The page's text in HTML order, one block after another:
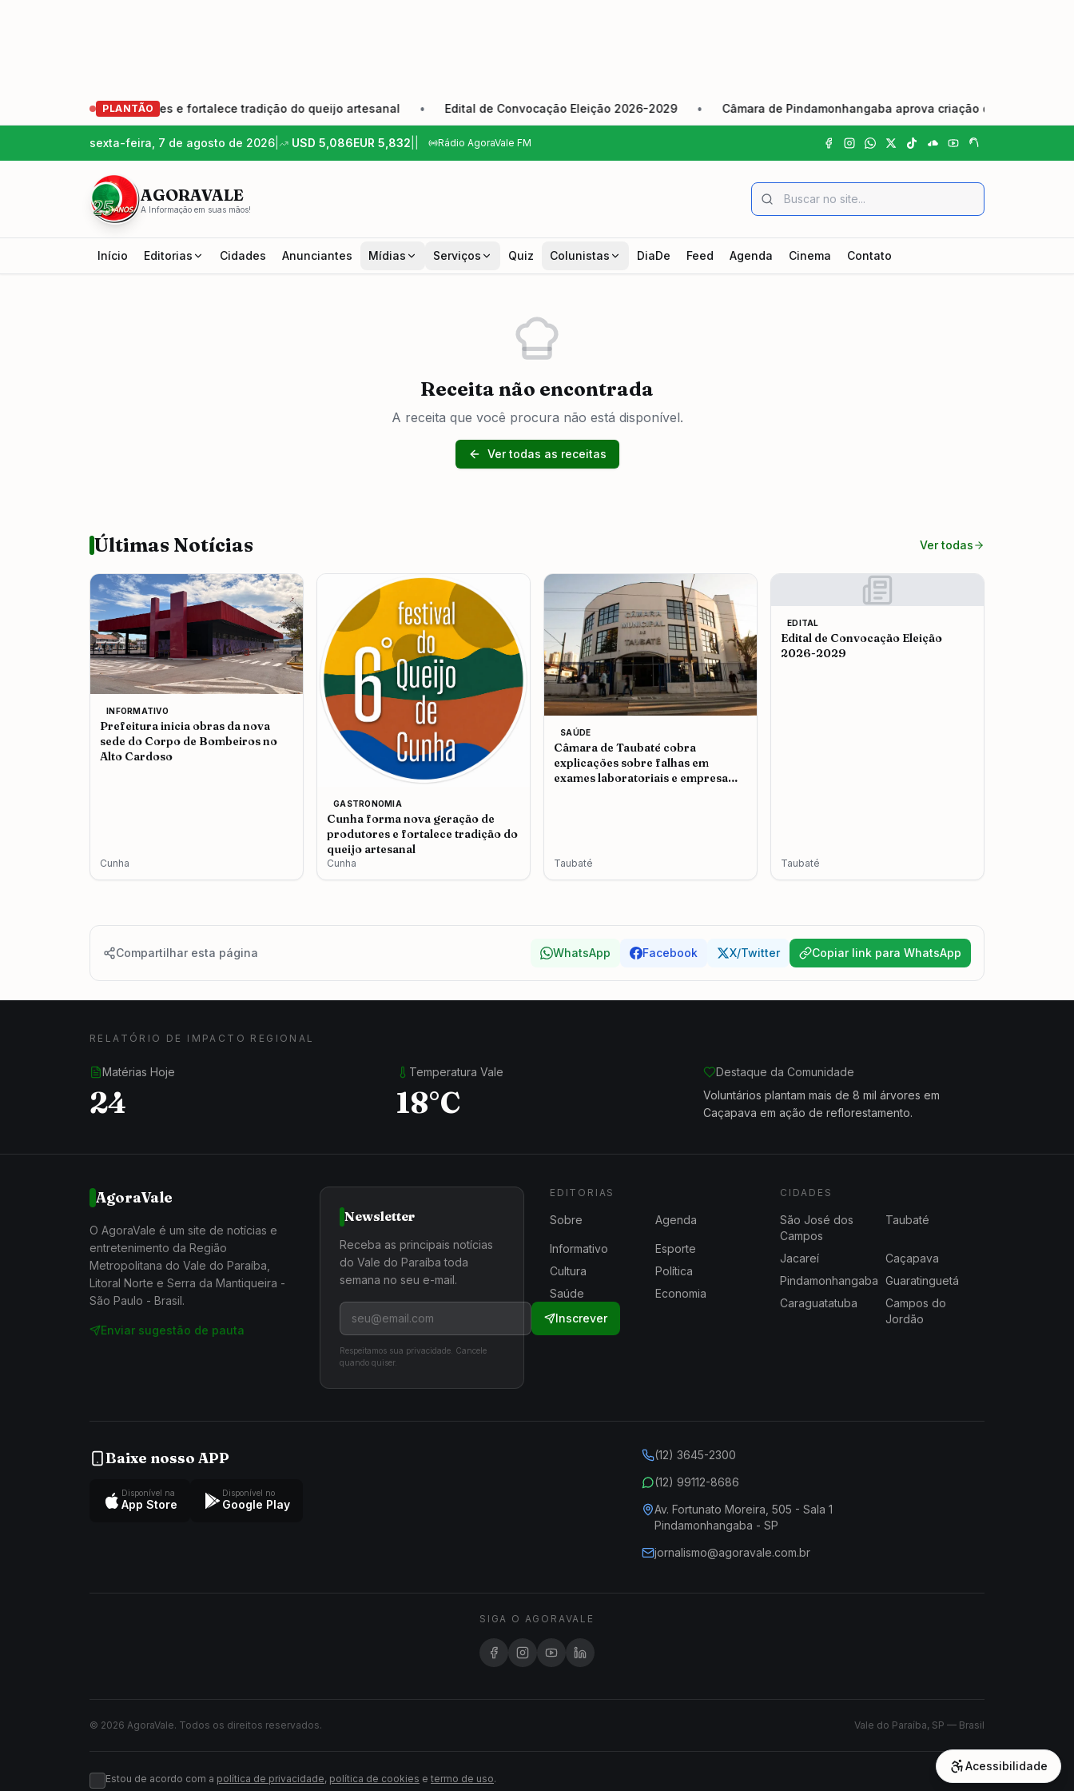
PLANTÃO
geração de produtores e fortalece tradição do queijo artesanal • Edital de Convocação Eleição 2026-2029 • Câmara de Pindamonhangaba aprova criação do Dia Municipal do
sexta-feira, 7 de agosto de 2026 USD 5,086EUR 5,832 Rádio AgoraVale FM
AGORAVALE
A Informação em suas mãos!
Início Editorias Cidades Anunciantes Mídias Serviços Quiz Colunistas DiaDe Feed Agenda Cinema Contato
Receita não encontrada
A receita que você procura não está disponível.
Ver todas as receitas
Últimas Notícias Ver todas
INFORMATIVO
Prefeitura inicia obras da nova
sede do Corpo de Bombeiros no
Alto Cardoso
Cunha
GASTRONOMIA
Cunha forma nova geração de
produtores e fortalece tradição do
queijo artesanal
Cunha
SAÚDE
Câmara de Taubaté cobra
explicações sobre falhas em
exames laboratoriais e empresa
Taubaté
EDITAL
Edital de Convocação Eleição
2026-2029
Taubaté
Compartilhar esta página WhatsApp Facebook X/Twitter Copiar link para WhatsApp
RELATÓRIO DE IMPACTO REGIONAL
Matérias Hoje
24
Temperatura Vale
18°C
Destaque da Comunidade
Voluntários plantam mais de 8 mil árvores em
Caçapava em ação de reflorestamento.
AgoraVale
O AgoraVale é um site de notícias e
entretenimento da Região
Metropolitana do Vale do Paraíba,
Litoral Norte e Serra da Mantiqueira -
São Paulo - Brasil.
Enviar sugestão de pauta
Newsletter
Receba as principais notícias
do Vale do Paraíba toda
semana no seu e-mail.
Inscrever
Respeitamos sua privacidade. Cancele
quando quiser.
EDITORIAS
Sobre Agenda
Informativo
Esporte
Cultura
Política
Saúde
Economia
CIDADES
São José dos
Campos
Taubaté
Jacareí
Caçapava
Pindamonhangaba Guaratinguetá
Caraguatatuba
Campos do
Jordão
Baixe nosso APP
Disponível na
App Store
Disponível no
Google Play
(12) 3645-2300
(12) 99112-8686
Av. Fortunato Moreira, 505 - Sala 1
Pindamonhangaba - SP
jornalismo@agoravale.com.br
SIGA O AGORAVALE
© 2026 AgoraVale. Todos os direitos reservados. Vale do Paraíba, SP — Brasil
Estou de acordo com a política de privacidade, política de cookies e termo de uso.
Acessibilidade